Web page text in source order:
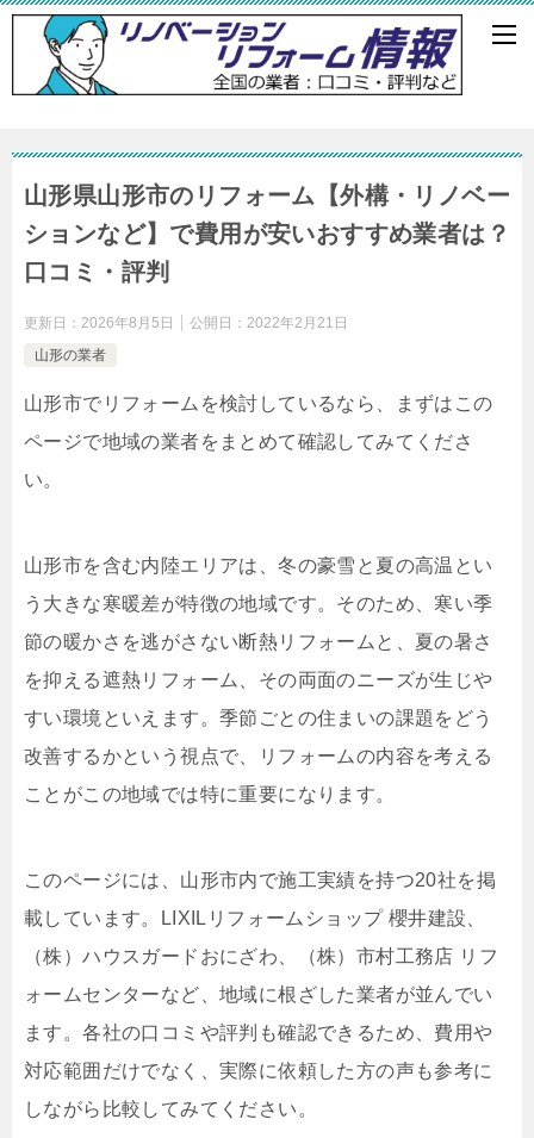
山形県山形市のリフォーム【外構・リノベー
ションなど】で費用が安いおすすめ業者は？
口コミ・評判
更新日： 2026年8月5日 公開日： 2022年2月21日
山形の業者
山形市でリフォームを検討しているなら、まずはこの
ページで地域の業者をまとめて確認してみてくださ
い。
山形市を含む内陸エリアは、冬の豪雪と夏の高温とい
う大きな寒暖差が特徴の地域です。そのため、寒い季
節の暖かさを逃がさない断熱リフォームと、夏の暑さ
を抑える遮熱リフォーム、その両面のニーズが生じや
すい環境といえます。季節ごとの住まいの課題をどう
改善するかという視点で、リフォームの内容を考える
ことがこの地域では特に重要になります。
このページには、山形市内で施工実績を持つ20社を掲
載しています。LIXILリフォームショップ 櫻井建設、
（株）ハウスガードおにざわ、（株）市村工務店 リフ
ォームセンターなど、地域に根ざした業者が並んでい
ます。各社の口コミや評判も確認できるため、費用や
対応範囲だけでなく、実際に依頼した方の声も参考に
しながら比較してみてください。